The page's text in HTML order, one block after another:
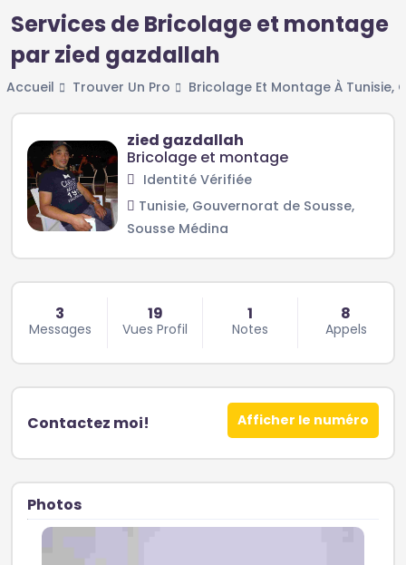
Services de Bricolage et montage
par zied gazdallah
Accueil Trouver Un Pro Bricolage Et Montage À Tunisie,
zied gazdallah
Bricolage et montage
Identité Vérifiée
Tunisie, Gouvernorat de Sousse,
Sousse Médina
3
Messages
19
Vues Profil
1
Notes
8
Appels
Contactez moi! Afficher le numéro
Photos